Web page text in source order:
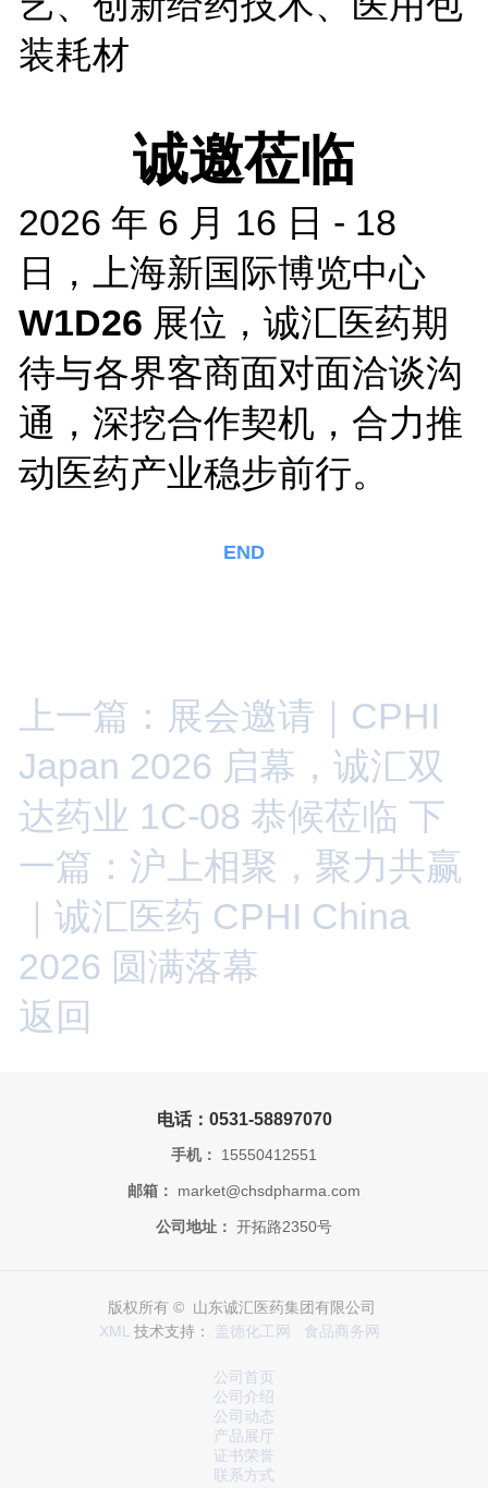
装耗材
诚邀莅临
2026 年 6 月 16 日 - 18
日，上海新国际博览中心
W1D26 展位，诚汇医药期
待与各界客商面对面洽谈沟
通，深挖合作契机，合力推
动医药产业稳步前行。
END
上一篇：展会邀请｜CPHI
Japan 2026 启幕，诚汇双
达药业 1C-08 恭候莅临 下
一篇：沪上相聚，聚力共赢
｜诚汇医药 CPHI China
2026 圆满落幕
返回
电话：0531-58897070
手机： 15550412551
邮箱： market@chsdpharma.com
公司地址： 开拓路2350号
版权所有 © 山东诚汇医药集团有限公司
XML 技术支持： 盖德化工网 食品商务网
公司首页
公司介绍
公司动态
产品展厅
证书荣誉
联系方式